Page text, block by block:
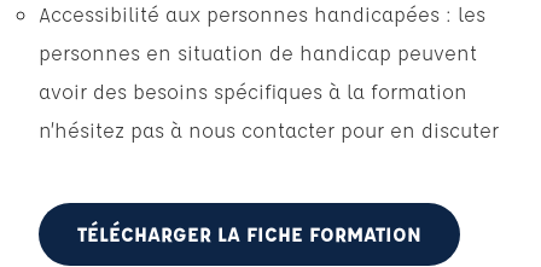
Accessibilité aux personnes handicapées : les
personnes en situation de handicap peuvent
avoir des besoins spécifiques à la formation
n’hésitez pas à nous contacter pour en discuter
TÉLÉCHARGER LA FICHE FORMATION